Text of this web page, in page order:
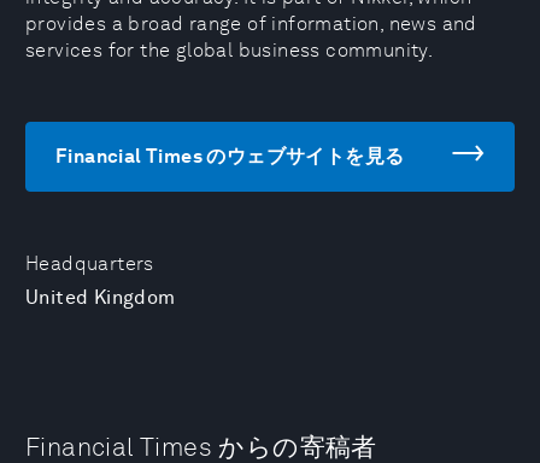
Headquarters
United Kingdom
provides a broad range of information, news and
services for the global business community.
Financial Times のウェブサイトを見る
Financial Times からの寄稿者